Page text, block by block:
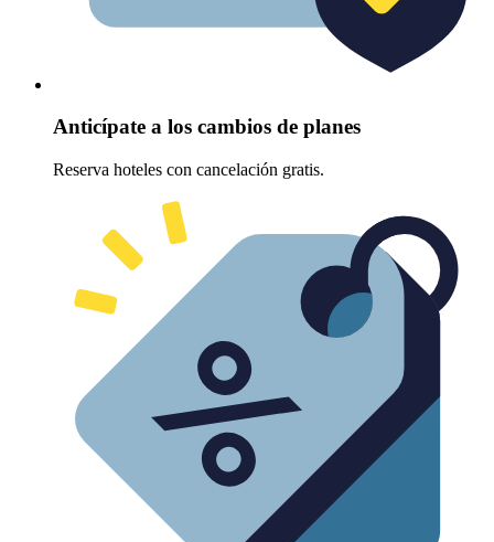
Anticípate a los cambios de planes
Reserva hoteles con cancelación gratis.